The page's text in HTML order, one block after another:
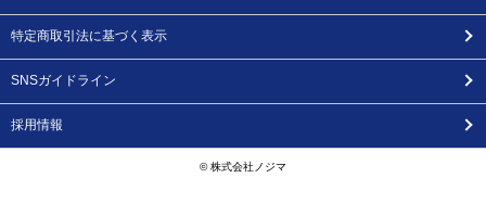
特定商取引法に基づく表示
SNSガイドライン
採用情報
© 株式会社ノジマ